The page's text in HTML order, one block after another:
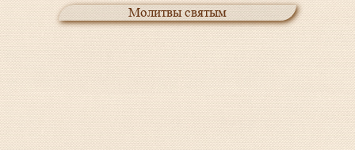
Молитвы святым